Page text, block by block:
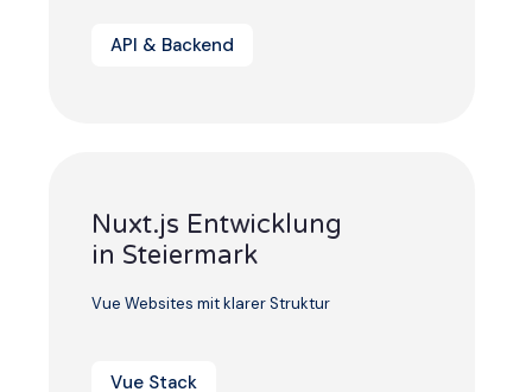
API & Backend
Nuxt.js Entwicklung
in Steiermark
Vue Websites mit klarer Struktur
Vue Stack